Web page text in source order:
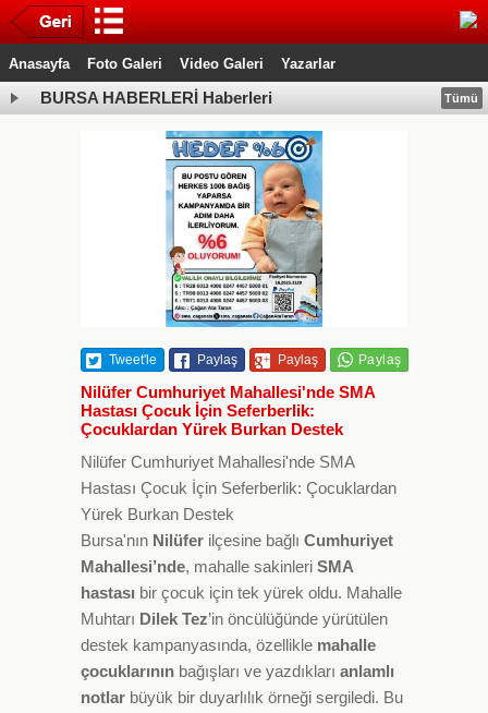
Anasayfa Foto Galeri Video Galeri Yazarlar
BURSA HABERLERİ Haberleri Tümü
Tweet'le Paylaş Paylaş
Nilüfer Cumhuriyet Mahallesi'nde SMA
Hastası Çocuk İçin Seferberlik:
Çocuklardan Yürek Burkan Destek
Nilüfer Cumhuriyet Mahallesi'nde SMA
Hastası Çocuk İçin Seferberlik: Çocuklardan
Yürek Burkan Destek
Bursa'nın Nilüfer ilçesine bağlı Cumhuriyet
Mahallesi’nde, mahalle sakinleri SMA
hastası bir çocuk için tek yürek oldu. Mahalle
Muhtarı Dilek Tez’in öncülüğünde yürütülen
destek kampanyasında, özellikle mahalle
çocuklarının bağışları ve yazdıkları anlamlı
notlar büyük bir duyarlılık örneği sergiledi. Bu